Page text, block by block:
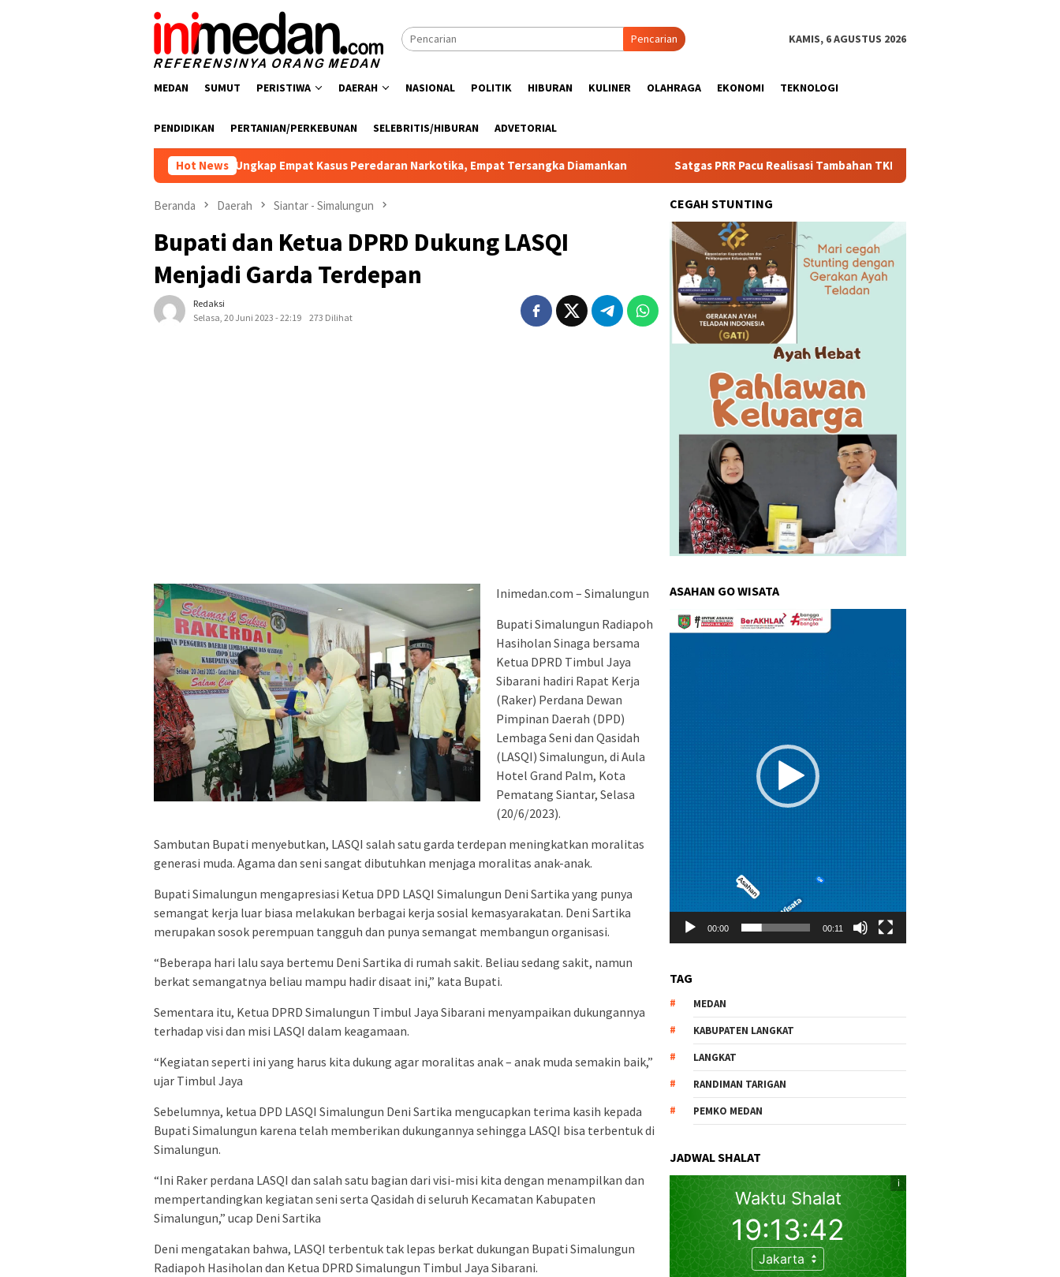
Pencarian KAMIS, 6 AGUSTUS 2026
MEDAN SUMUT PERISTIWA DAERAH NASIONAL POLITIK HIBURAN KULINER OLAHRAGA EKONOMI TEKNOLOGI
PENDIDIKAN PERTANIAN/PERKEBUNAN SELEBRITIS/HIBURAN ADVETORIAL
Hot News
Polres Batu Bara Ungkap Empat Kasus Peredaran Narkotika, Empat Tersangka Diamankan Satgas PRR Pacu Realisasi Tambahan TKD Aceh Rp1,65 Triliun, Pastikan Transparan
Beranda Daerah Siantar - Simalungun
Bupati dan Ketua DPRD Dukung LASQI
Menjadi Garda Terdepan
Redaksi
Selasa, 20 Juni 2023 - 22:19
273 Dilihat
Inimedan.com – Simalungun
Bupati Simalungun Radiapoh
Hasiholan Sinaga bersama
Ketua DPRD Timbul Jaya
Sibarani hadiri Rapat Kerja
(Raker) Perdana Dewan
Pimpinan Daerah (DPD)
Lembaga Seni dan Qasidah
(LASQI) Simalungun, di Aula
Hotel Grand Palm, Kota
Pematang Siantar, Selasa
(20/6/2023).
Sambutan Bupati menyebutkan, LASQI salah satu garda terdepan meningkatkan moralitas
generasi muda. Agama dan seni sangat dibutuhkan menjaga moralitas anak-anak.
Bupati Simalungun mengapresiasi Ketua DPD LASQI Simalungun Deni Sartika yang punya
semangat kerja luar biasa melakukan berbagai kerja sosial kemasyarakatan. Deni Sartika
merupakan sosok perempuan tangguh dan punya semangat membangun organisasi.
“Beberapa hari lalu saya bertemu Deni Sartika di rumah sakit. Beliau sedang sakit, namun
berkat semangatnya beliau mampu hadir disaat ini,” kata Bupati.
Sementara itu, Ketua DPRD Simalungun Timbul Jaya Sibarani menyampaikan dukungannya
terhadap visi dan misi LASQI dalam keagamaan.
“Kegiatan seperti ini yang harus kita dukung agar moralitas anak – anak muda semakin baik,”
ujar Timbul Jaya
Sebelumnya, ketua DPD LASQI Simalungun Deni Sartika mengucapkan terima kasih kepada
Bupati Simalungun karena telah memberikan dukungannya sehingga LASQI bisa terbentuk di
Simalungun.
“Ini Raker perdana LASQI dan salah satu bagian dari visi-misi kita dengan menampilkan dan
mempertandingkan kegiatan seni serta Qasidah di seluruh Kecamatan Kabupaten
Simalungun,” ucap Deni Sartika
Deni mengatakan bahwa, LASQI terbentuk tak lepas berkat dukungan Bupati Simalungun
Radiapoh Hasiholan dan Ketua DPRD Simalungun Timbul Jaya Sibarani.
CEGAH STUNTING
ASAHAN GO WISATA
Pemutar
Video
00:00 00:11
TAG
MEDAN
KABUPATEN LANGKAT
LANGKAT
RANDIMAN TARIGAN
PEMKO MEDAN
JADWAL SHALAT